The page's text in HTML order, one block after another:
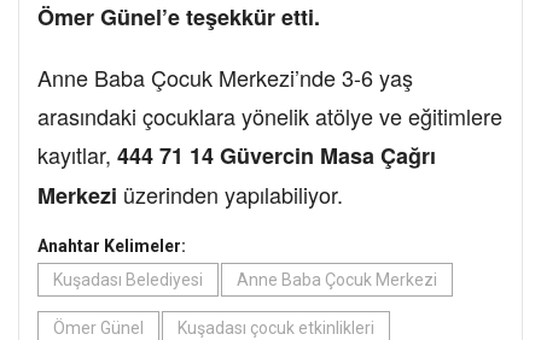
Ömer Günel’e teşekkür etti.
Anne Baba Çocuk Merkezi’nde 3-6 yaş
arasındaki çocuklara yönelik atölye ve eğitimlere
kayıtlar, 444 71 14 Güvercin Masa Çağrı
Merkezi üzerinden yapılabiliyor.
Anahtar Kelimeler:
Kuşadası Belediyesi
Anne Baba Çocuk Merkezi
Ömer Günel Kuşadası çocuk etkinlikleri